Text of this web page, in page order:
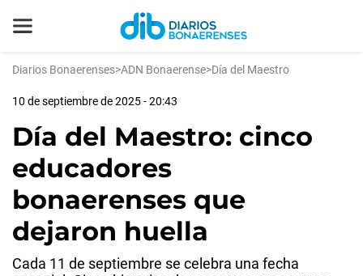
Diarios Bonaerenses>ADN Bonaerense>Día del Maestro
10 de septiembre de 2025 - 20:43
Día del Maestro: cinco
educadores
bonaerenses que
dejaron huella
Cada 11 de septiembre se celebra una fecha